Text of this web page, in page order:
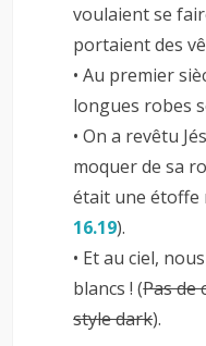
voulaient se
portaient des
• Au premier
longues robes
• On a revêtu
moquer de sa
était une étoffe
16.19).
• Et au ciel,
blancs ! (Pas de
style dark).